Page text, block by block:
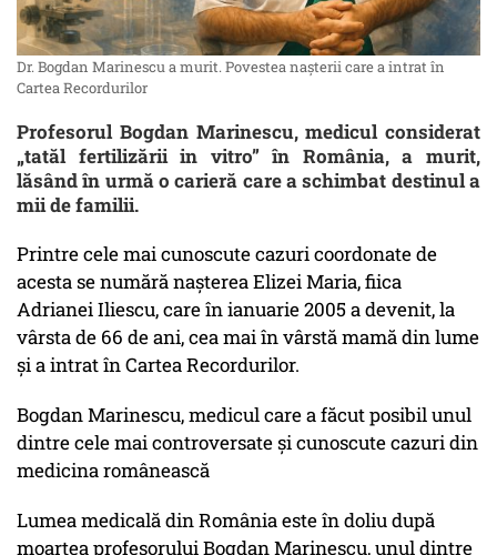
Dr. Bogdan Marinescu a murit. Povestea nașterii care a intrat în
Cartea Recordurilor
Profesorul Bogdan Marinescu, medicul considerat
„tatăl fertilizării in vitro” în România, a murit,
lăsând în urmă o carieră care a schimbat destinul a
mii de familii.
Printre cele mai cunoscute cazuri coordonate de
acesta se numără nașterea Elizei Maria, fiica
Adrianei Iliescu, care în ianuarie 2005 a devenit, la
vârsta de 66 de ani, cea mai în vârstă mamă din lume
și a intrat în Cartea Recordurilor.
Bogdan Marinescu, medicul care a făcut posibil unul
dintre cele mai controversate și cunoscute cazuri din
medicina românească
Lumea medicală din România este în doliu după
moartea profesorului Bogdan Marinescu, unul dintre